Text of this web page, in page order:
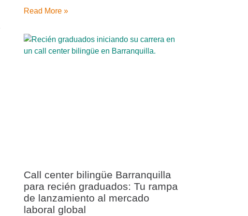
Read More »
Call center bilingüe Barranquilla
para recién graduados: Tu rampa
de lanzamiento al mercado
laboral global